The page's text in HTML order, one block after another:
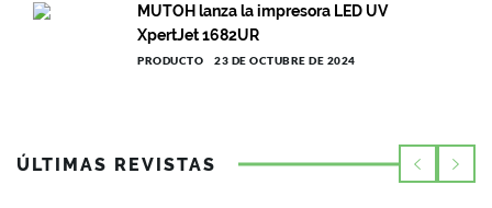
MUTOH lanza la impresora LED UV
XpertJet 1682UR
PRODUCTO 23 DE OCTUBRE DE 2024
ÚLTIMAS REVISTAS